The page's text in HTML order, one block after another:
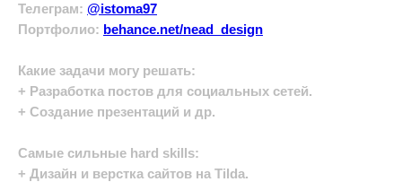
Телеграм: @istoma97
Портфолио: behance.net/nead_design
Какие задачи могу решать:
+ Разработка постов для социальных сетей.
+ Создание презентаций и др.
Самые сильные hard skills:
+ Дизайн и верстка сайтов на Tilda.